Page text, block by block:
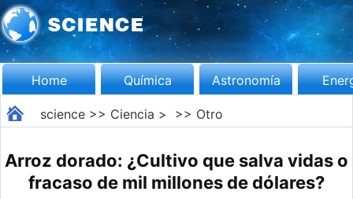
Home Química Astronomía
science>> Ciencia > >> Otro
Arroz dorado: ¿Cultivo que salva vidas o
fracaso de mil millones de dólares?